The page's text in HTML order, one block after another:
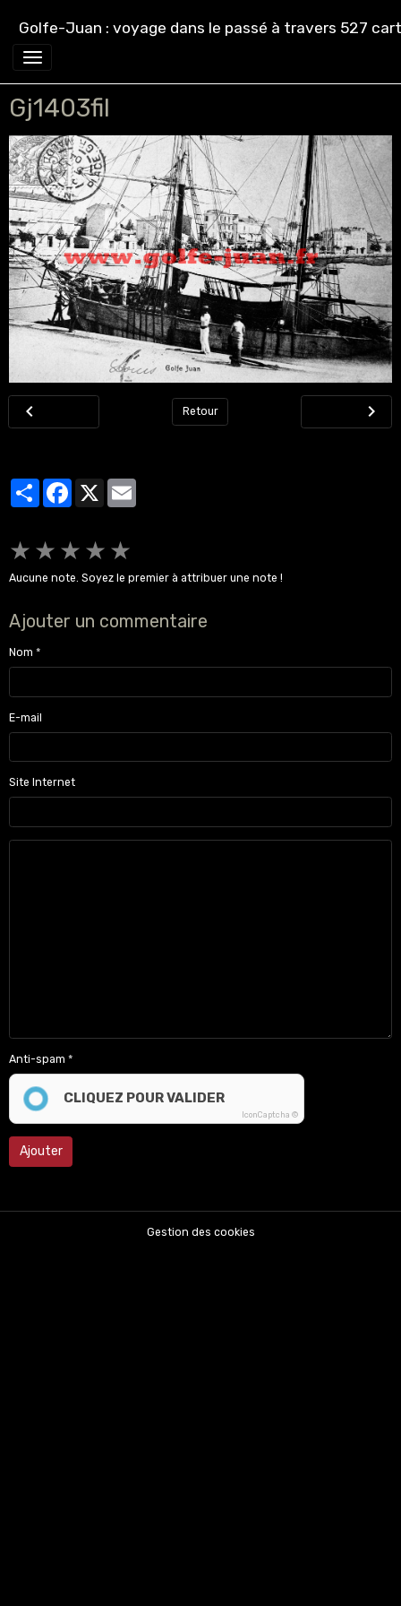
Golfe-Juan : voyage dans le passé à travers 527
Gj1403fil
Retour
PartagerFacebook
★ ★ ★ ★ ★
Aucune note. Soyez le premier à attribuer une note !
Ajouter un commentaire
Nom
E-mail
Site Internet
Anti-spam
CLIQUEZ POUR VALIDER
IconCaptcha ©
Ajouter
Gestion des cookies